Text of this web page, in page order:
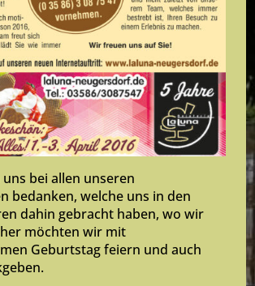
bei allen unseren
bedanken, welche uns in den
dahin gebracht haben, wo wir
möchten wir mit
Geburtstag feiern und auch